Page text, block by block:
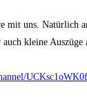
mit uns. Natürlich
kleine Auszüge